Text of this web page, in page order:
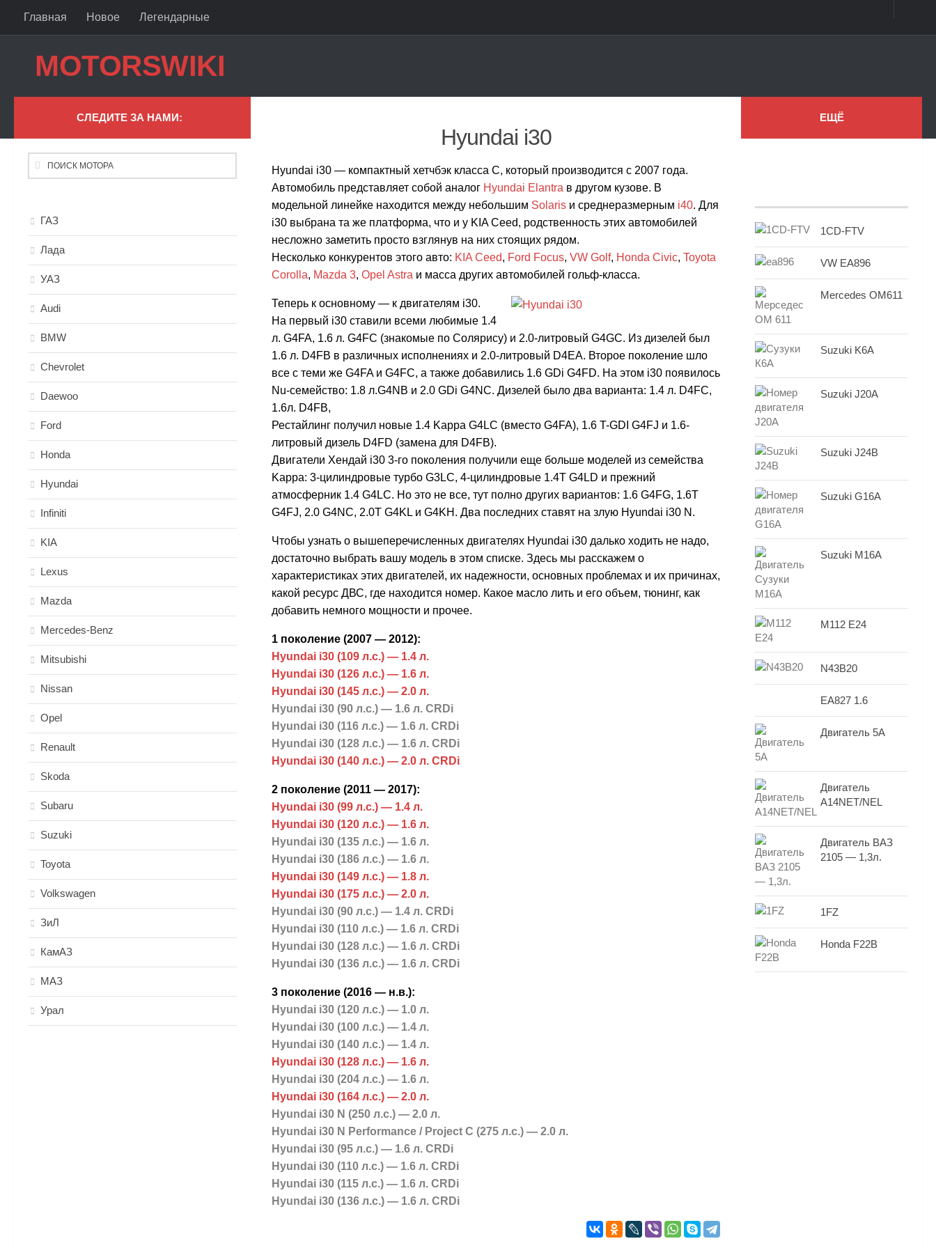
Skip to content
Главная Новое Легендарные
MOTORSWIKI
Hyundai i30
Hyundai i30 — компактный хетчбэк класса С, который производится с 2007 года.
Автомобиль представляет собой аналог Hyundai Elantra в другом кузове. В
модельной линейке находится между небольшим Solaris и среднеразмерным i40. Для
i30 выбрана та же платформа, что и у KIA Ceed, родственность этих автомобилей
несложно заметить просто взглянув на них стоящих рядом.
Несколько конкурентов этого авто: KIA Ceed, Ford Focus, VW Golf, Honda Civic, Toyota
Corolla, Mazda 3, Opel Astra и масса других автомобилей гольф-класса.
Теперь к основному — к двигателям i30.
На первый i30 ставили всеми любимые 1.4
л. G4FA, 1.6 л. G4FC (знакомые по Солярису) и 2.0-литровый G4GC. Из дизелей был
1.6 л. D4FB в различных исполнениях и 2.0-литровый D4EA. Второе поколение шло
все с теми же G4FA и G4FC, а также добавились 1.6 GDi G4FD. На этом i30 появилось
Nu-семейство: 1.8 л.G4NB и 2.0 GDi G4NC. Дизелей было два варианта: 1.4 л. D4FC,
1.6л. D4FB,
Рестайлинг получил новые 1.4 Kappa G4LC (вместо G4FA), 1.6 T-GDI G4FJ и 1.6-
литровый дизель D4FD (замена для D4FB).
Двигатели Хендай i30 3-го поколения получили еще больше моделей из семейства
Kappa: 3-цилиндровые турбо G3LC, 4-цилиндровые 1.4T G4LD и прежний
атмосферник 1.4 G4LС. Но это не все, тут полно других вариантов: 1.6 G4FG, 1.6T
G4FJ, 2.0 G4NC, 2.0T G4KL и G4KH. Два последних ставят на злую Hyundai i30 N.
Чтобы узнать о вышеперечисленных двигателях Hyundai i30 далько ходить не надо,
достаточно выбрать вашу модель в этом списке. Здесь мы расскажем о
характеристиках этих двигателей, их надежности, основных проблемах и их причинах,
какой ресурс ДВС, где находится номер. Какое масло лить и его объем, тюнинг, как
добавить немного мощности и прочее.
1 поколение (2007 — 2012):
Hyundai i30 (109 л.с.) — 1.4 л.
Hyundai i30 (126 л.с.) — 1.6 л.
Hyundai i30 (145 л.с.) — 2.0 л.
Hyundai i30 (90 л.с.) — 1.6 л. CRDi
Hyundai i30 (116 л.с.) — 1.6 л. CRDi
Hyundai i30 (128 л.с.) — 1.6 л. CRDi
Hyundai i30 (140 л.с.) — 2.0 л. CRDi
2 поколение (2011 — 2017):
Hyundai i30 (99 л.с.) — 1.4 л.
Hyundai i30 (120 л.с.) — 1.6 л.
Hyundai i30 (135 л.с.) — 1.6 л.
Hyundai i30 (186 л.с.) — 1.6 л.
Hyundai i30 (149 л.с.) — 1.8 л.
Hyundai i30 (175 л.с.) — 2.0 л.
Hyundai i30 (90 л.с.) — 1.4 л. CRDi
Hyundai i30 (110 л.с.) — 1.6 л. CRDi
Hyundai i30 (128 л.с.) — 1.6 л. CRDi
Hyundai i30 (136 л.с.) — 1.6 л. CRDi
3 поколение (2016 — н.в.):
Hyundai i30 (120 л.с.) — 1.0 л.
Hyundai i30 (100 л.с.) — 1.4 л.
Hyundai i30 (140 л.с.) — 1.4 л.
Hyundai i30 (128 л.с.) — 1.6 л.
Hyundai i30 (204 л.с.) — 1.6 л.
Hyundai i30 (164 л.с.) — 2.0 л.
Hyundai i30 N (250 л.с.) — 2.0 л.
Hyundai i30 N Performance / Project C (275 л.с.) — 2.0 л.
Hyundai i30 (95 л.с.) — 1.6 л. CRDi
Hyundai i30 (110 л.с.) — 1.6 л. CRDi
Hyundai i30 (115 л.с.) — 1.6 л. CRDi
Hyundai i30 (136 л.с.) — 1.6 л. CRDi
СЛЕДИТЕ ЗА НАМИ:
ГАЗ
Лада
УАЗ
Audi
BMW
Chevrolet
Daewoo
Ford
Honda
Hyundai
Infiniti
KIA
Lexus
Mazda
Mercedes-Benz
Mitsubishi
Nissan
Opel
Renault
Skoda
Subaru
Suzuki
Toyota
Volkswagen
ЗиЛ
КамАЗ
МАЗ
Урал
ЕЩЁ
1CD-FTV
VW EA896
Mercedes OM611
Suzuki K6A
Suzuki J20A
Suzuki J24B
Suzuki G16A
Suzuki M16A
M112 E24
N43B20
EA827 1.6
Двигатель 5A
Двигатель
A14NET/NEL
Двигатель ВАЗ
2105 — 1,3л.
1FZ
Honda F22B